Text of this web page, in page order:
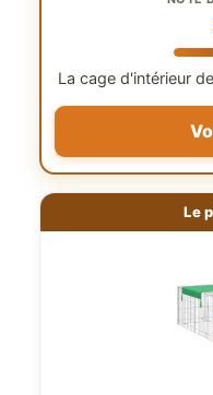
La cage d'intérieur
Le